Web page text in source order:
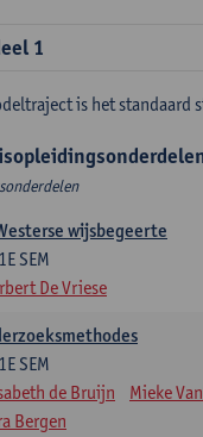
1
is het standaard
wijsbegeerte
1E SEM
De Vriese
1E SEM
de Bruijn
Mieke
Bergen